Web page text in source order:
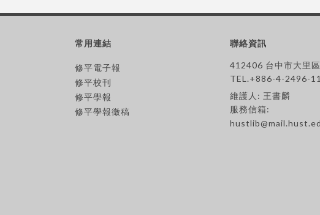
常用連結
修平電子報
修平校刊
修平學報
修平學報徵稿
聯絡資訊
412406 台中市大里
TEL.+886-4-2496-
維護人: 王書麟
服務信箱: